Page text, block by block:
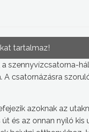
tartalmaz!
a szennyvízcsatorna-
csatornázásra
azoknak az
és az onnan nyíló